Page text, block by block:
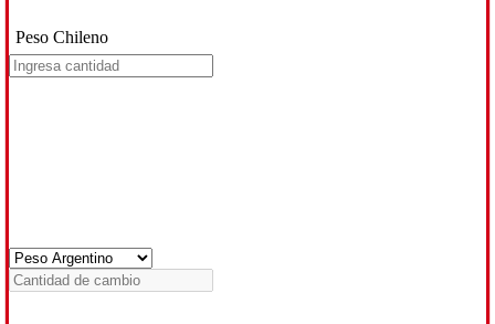
Peso Chileno